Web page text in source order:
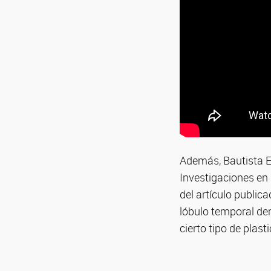
Además, Bautista
Investigaciones
del artículo
lóbulo temporal
cierto tipo de